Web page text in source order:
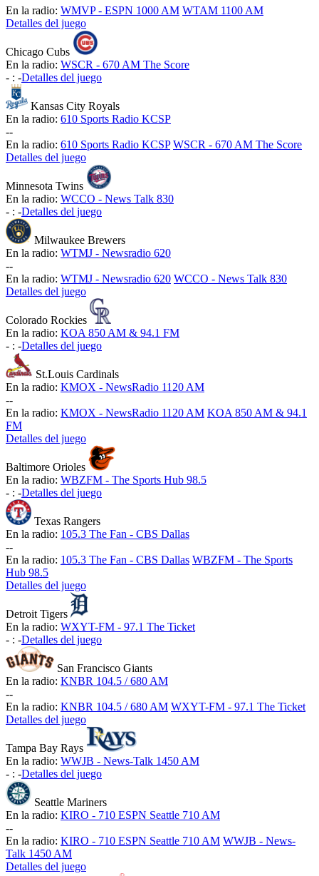
En la radio: WMVP - ESPN 1000 AM WTAM 1100 AM
Detalles del juego
Chicago Cubs
En la radio: WSCR - 670 AM The Score
- : -Detalles del juego
Kansas City Royals
En la radio: 610 Sports Radio KCSP
--
En la radio: 610 Sports Radio KCSP WSCR - 670 AM The Score
Detalles del juego
Minnesota Twins
En la radio: WCCO - News Talk 830
- : -Detalles del juego
Milwaukee Brewers
En la radio: WTMJ - Newsradio 620
--
En la radio: WTMJ - Newsradio 620 WCCO - News Talk 830
Detalles del juego
Colorado Rockies
En la radio: KOA 850 AM & 94.1 FM
- : -Detalles del juego
St.Louis Cardinals
En la radio: KMOX - NewsRadio 1120 AM
--
En la radio: KMOX - NewsRadio 1120 AM KOA 850 AM & 94.1
FM
Detalles del juego
Baltimore Orioles
En la radio: WBZFM - The Sports Hub 98.5
- : -Detalles del juego
Texas Rangers
En la radio: 105.3 The Fan - CBS Dallas
--
En la radio: 105.3 The Fan - CBS Dallas WBZFM - The Sports
Hub 98.5
Detalles del juego
Detroit Tigers
En la radio: WXYT-FM - 97.1 The Ticket
- : -Detalles del juego
San Francisco Giants
En la radio: KNBR 104.5 / 680 AM
--
En la radio: KNBR 104.5 / 680 AM WXYT-FM - 97.1 The Ticket
Detalles del juego
Tampa Bay Rays
En la radio: WWJB - News-Talk 1450 AM
- : -Detalles del juego
Seattle Mariners
En la radio: KIRO - 710 ESPN Seattle 710 AM
--
En la radio: KIRO - 710 ESPN Seattle 710 AM WWJB - News-
Talk 1450 AM
Detalles del juego